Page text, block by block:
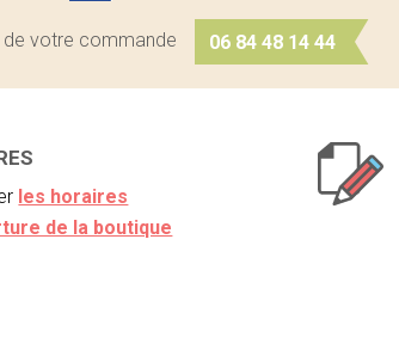
votre commande 06 84 48 14 44
les horaires
de la boutique